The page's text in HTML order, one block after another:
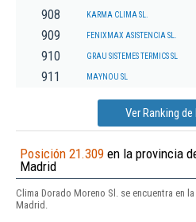
908 KARMA CLIMA SL.
909 FENIXMAX ASISTENCIA SL.
910 GRAU SISTEMES TERMICS SL
911 MAYNOU SL
Ver Ranking
Posición 21.309 en la provincia
Madrid
Clima Dorado Moreno Sl. se encuentra en
Madrid.